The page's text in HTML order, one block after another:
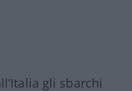
gli sbarchi